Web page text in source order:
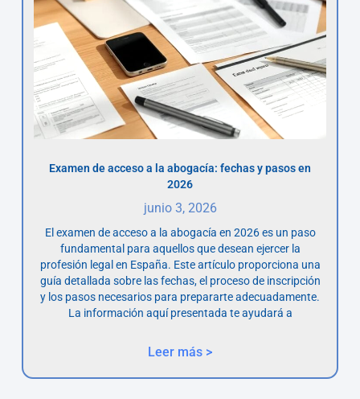
Examen de acceso a la abogacía: fechas y pasos en
2026
junio 3, 2026
El examen de acceso a la abogacía en 2026 es un paso
fundamental para aquellos que desean ejercer la
profesión legal en España. Este artículo proporciona una
guía detallada sobre las fechas, el proceso de inscripción
y los pasos necesarios para prepararte adecuadamente.
La información aquí presentada te ayudará a
Leer más >